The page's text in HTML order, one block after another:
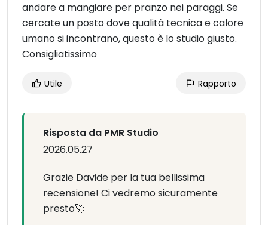
andare a mangiare per pranzo nei paraggi. Se
cercate un posto dove qualità tecnica e calore
umano si incontrano, questo è lo studio giusto.
Consigliatissimo
Utile Rapporto
Risposta da PMR Studio
2026.05.27
Grazie Davide per la tua bellissima
recensione! Ci vedremo sicuramente
presto🚀